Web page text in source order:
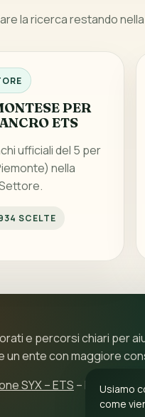
la ricerca restando
PER
ETS
ufficiali del 5 per
nella
SCELTE
e percorsi chiari per
un ente con maggiore
SYX – ETS – P.IVAUsiamo
come